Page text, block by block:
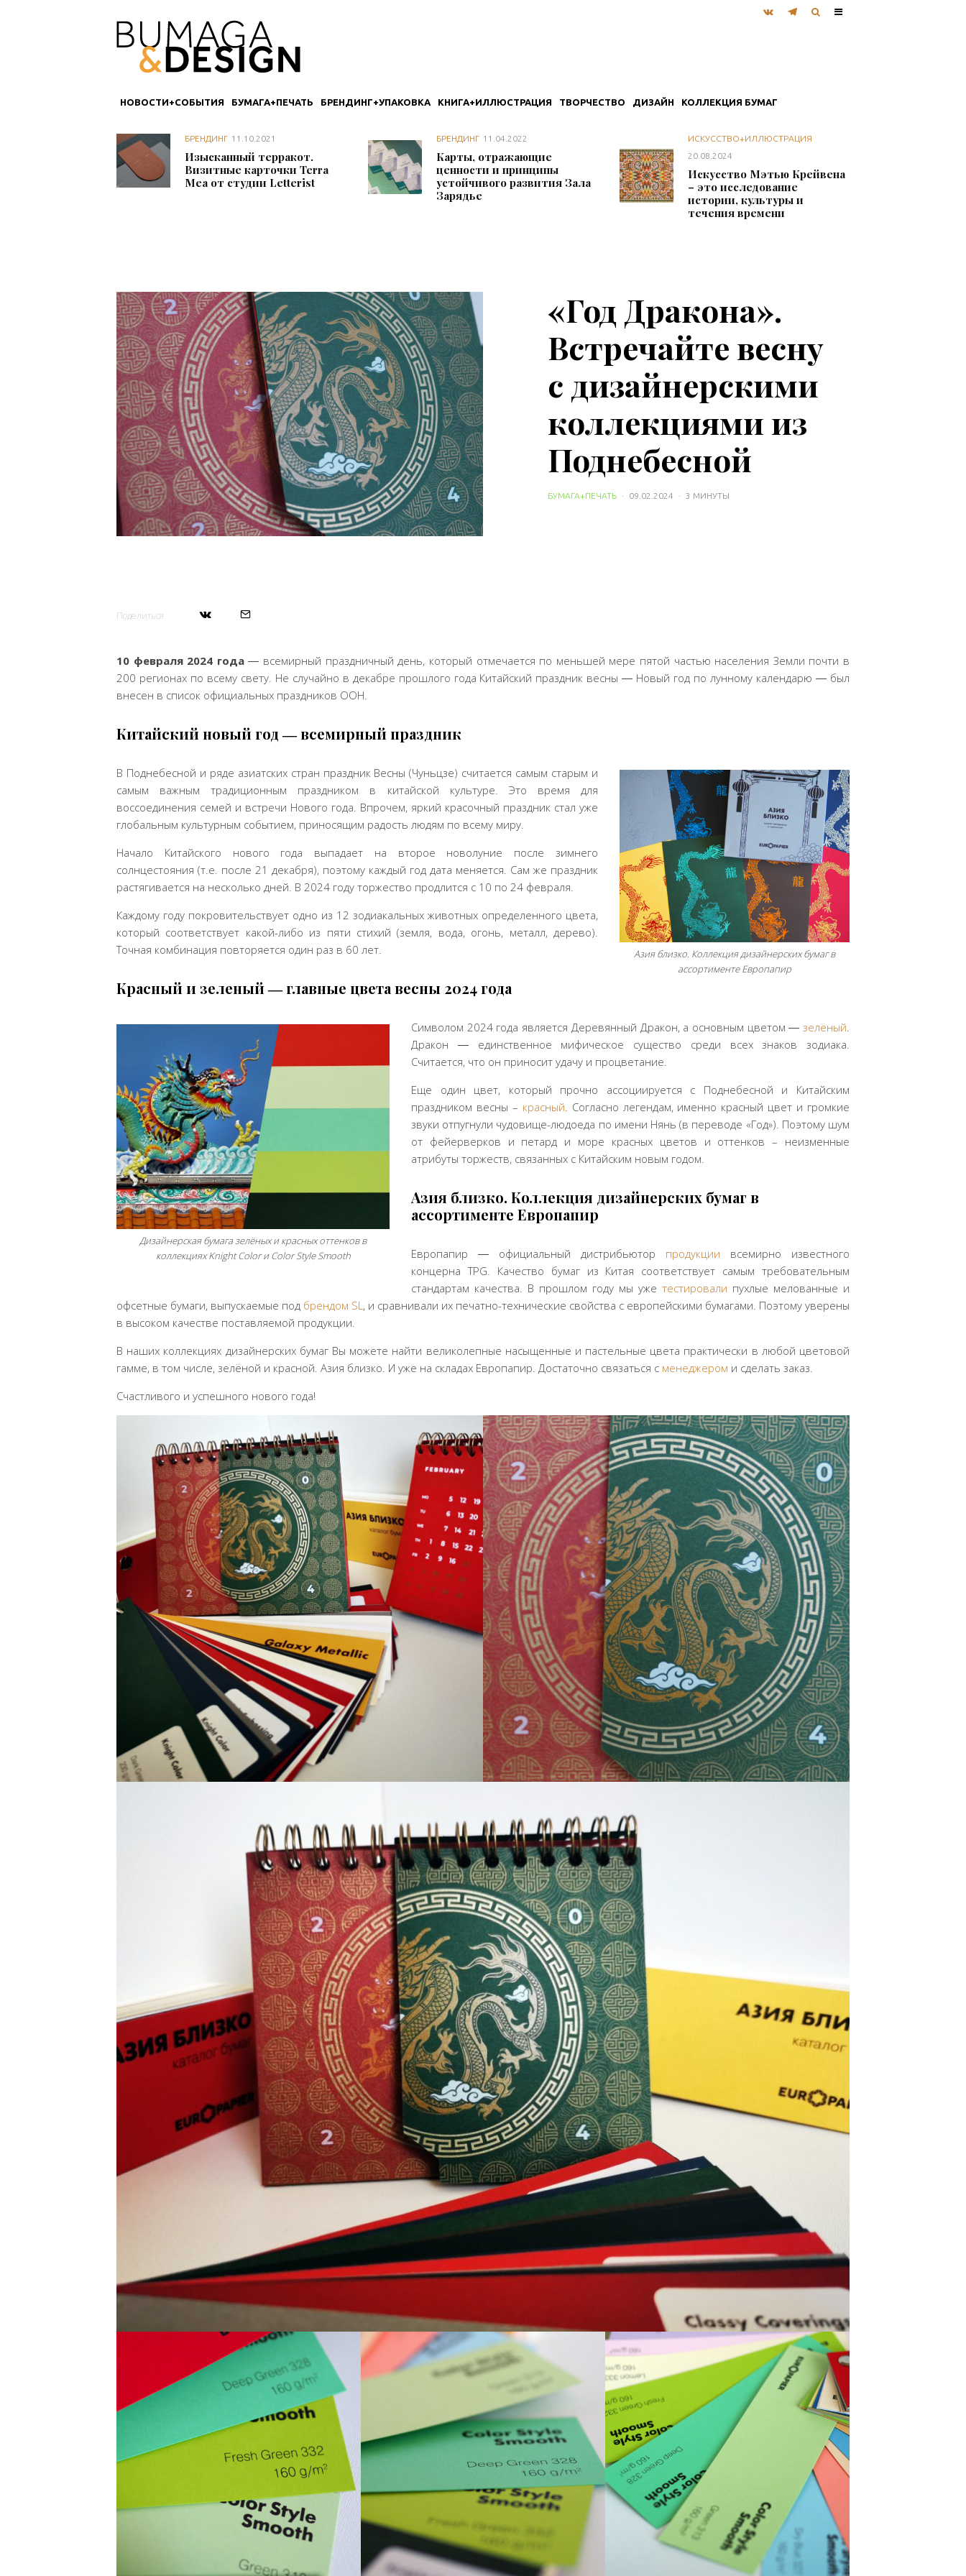
НОВОСТИ+СОБЫТИЯ БУМАГА+ПЕЧАТЬ БРЕНДИНГ+УПАКОВКА КНИГА+ИЛЛЮСТРАЦИЯ ТВОРЧЕСТВО ДИЗАЙН КОЛЛЕКЦИЯ БУМАГ
БРЕНДИНГ 11.10.2021
Изысканный терракот.
Визитные карточки Terra
Mea от студии Letterist
БРЕНДИНГ 11.04.2022
Карты, отражающие
ценности и принципы
устойчивого развития Зала
Зарядье
ИСКУССТВО+ИЛЛЮСТРАЦИЯ
20.08.2024
Искусство Мэтью Крейвена
– это исследование
истории, культуры и
течения времени
«Год Дракона».
Встречайте весну
с дизайнерскими
коллекциями из
Поднебесной
БУМАГА+ПЕЧАТЬ · 09.02.2024 · 3 МИНУТЫ
Поделиться
10 февраля 2024 года― всемирный праздничный день, который отмечается по меньшей мере пятой частью населения Земли почти в
200 регионах по всему свету. Не случайно в декабре прошлого года Китайский праздник весны ― Новый год по лунному календарю ― был
внесен в список официальных праздников ООН.
Китайский новый год ― всемирный праздник
Азия близко. Коллекция дизайнерских бумаг в
ассортименте Европапир
В Поднебесной и ряде азиатских стран праздник Весны (Чуньцзе) считается самым старым и
самым важным традиционным праздником в китайской культуре. Это время для
воссоединения семей и встречи Нового года. Впрочем, яркий красочный праздник стал уже
глобальным культурным событием, приносящим радость людям по всему миру.
Начало Китайского нового года выпадает на второе новолуние после зимнего
солнцестояния (т.е. после 21 декабря), поэтому каждый год дата меняется. Сам же праздник
растягивается на несколько дней. В 2024 году торжество продлится с 10 по 24 февраля.
Каждому году покровительствует одно из 12 зодиакальных животных определенного цвета,
который соответствует какой-либо из пяти стихий (земля, вода, огонь, металл, дерево).
Точная комбинация повторяется один раз в 60 лет.
Красный и зеленый―главные цвета весны 2024 года
Дизайнерская бумага зелёных и красных оттенков в
коллекциях Knight Color и Color Style Smooth
Символом 2024 года является Деревянный Дракон, а основным цветом ― зелёный.
Дракон ― единственное мифическое существо среди всех знаков зодиака.
Считается, что он приносит удачу и процветание.
Еще один цвет, который прочно ассоциируется с Поднебесной и Китайским
праздником весны – красный. Согласно легендам, именно красный цвет и громкие
звуки отпугнули чудовище-людоеда по имени Нянь (в переводе «Год»). Поэтому шум
от фейерверков и петард и море красных цветов и оттенков – неизменные
атрибуты торжеств, связанных с Китайским новым годом.
Азия близко. Коллекция дизайнерских бумаг в
ассортименте Европапир
Европапир ― официальный дистрибьютор продукции всемирно известного
концерна TPG. Качество бумаг из Китая соответствует самым требовательным
стандартам качества. В прошлом году мы уже тестировали пухлые мелованные и
офсетные бумаги, выпускаемые под брендом SL, и сравнивали их печатно-технические свойства с европейскими бумагами. Поэтому уверены
в высоком качестве поставляемой продукции.
В наших коллекциях дизайнерских бумаг Вы можете найти великолепные насыщенные и пастельные цвета практически в любой цветовой
гамме, в том числе, зелёной и красной. Азия близко. И уже на складах Европапир. Достаточно связаться с менеджером и сделать заказ.
Счастливого и успешного нового года!